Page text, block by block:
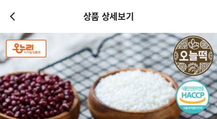
상품 상세보기